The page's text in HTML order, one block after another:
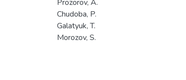
Prozorov, A.
Chudoba, P.
Galatyuk, T.
Morozov, S.